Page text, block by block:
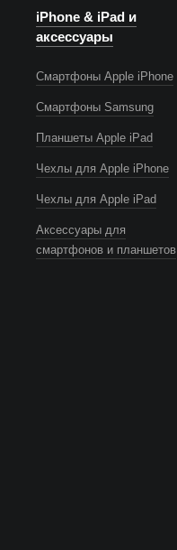
iPhone & iPad и
аксессуары
Смартфоны Apple iPhone
Смартфоны Samsung
Планшеты Apple iPad
Чехлы для Apple iPhone
Чехлы для Apple iPad
Аксессуары для
смартфонов и планшетов